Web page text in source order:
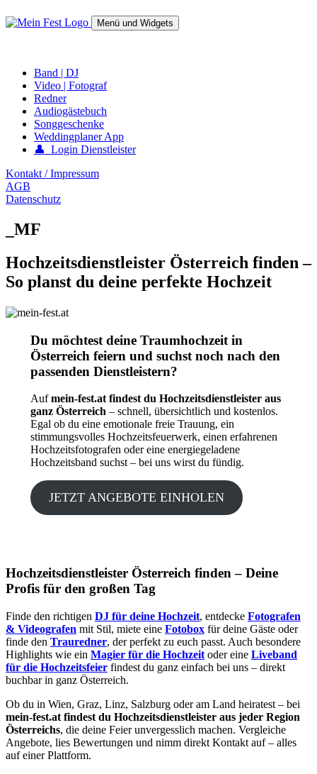
zum
Menü und Widgets
Band | DJ
Video | Fotograf
Redner
Audiogästebuch
Songgeschenke
Weddingplaner App
👤 Login Dienstleister
Kontakt / Impressum
AGB
Datenschutz
_MF
Hochzeitsdienstleister Österreich finden –
So planst du deine perfekte Hochzeit
Du möchtest deine Traumhochzeit in
Österreich feiern und suchst noch nach den
passenden Dienstleistern?
Aufmein-fest.at findest du Hochzeitsdienstleister aus
ganz Österreich– schnell, übersichtlich und kostenlos.
Egal ob du eine emotionale freie Trauung, ein
stimmungsvolles Hochzeitsfeuerwerk, einen erfahrenen
Hochzeitsfotografen oder eine energiegeladene
Hochzeitsband suchst – bei uns wirst du fündig.
JETZT ANGEBOTE EINHOLEN
Hochzeitsdienstleister Österreich finden – Deine
Profis für den großen Tag
Finde den richtigen DJ für deine Hochzeit, entdecke Fotografen
& Videografen mit Stil, miete eine Fotobox für deine Gäste oder
finde den Trauredner, der perfekt zu euch passt. Auch besondere
Highlights wie ein Magier für die Hochzeit oder eine Liveband
für die Hochzeitsfeier findest du ganz einfach bei uns – direkt
buchbar in ganz Österreich.
Ob du in Wien, Graz, Linz, Salzburg oder am Land heiratest – bei
mein-fest.at findest du Hochzeitsdienstleister aus jeder Region
Österreichs, die deine Feier unvergesslich machen. Vergleiche
Angebote, lies Bewertungen und nimm direkt Kontakt auf – alles
auf einer Plattform.